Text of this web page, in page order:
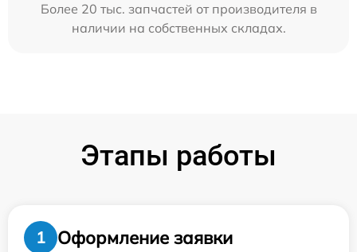
Более 20 тыс. запчастей от производителя в
наличии на собственных складах.
Этапы работы
1
Оформление заявки